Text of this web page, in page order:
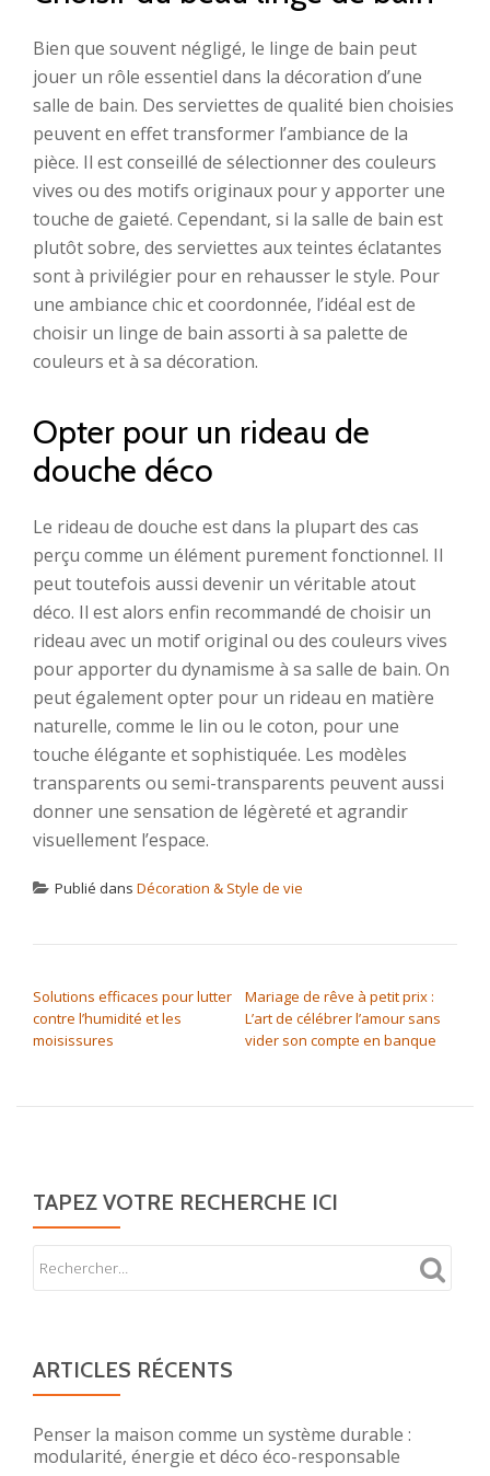
Bien que souvent négligé, le linge de bain peut
jouer un rôle essentiel dans la décoration d’une
salle de bain. Des serviettes de qualité bien choisies
peuvent en effet transformer l’ambiance de la
pièce. Il est conseillé de sélectionner des couleurs
vives ou des motifs originaux pour y apporter une
touche de gaieté. Cependant, si la salle de bain est
plutôt sobre, des serviettes aux teintes éclatantes
sont à privilégier pour en rehausser le style. Pour
une ambiance chic et coordonnée, l’idéal est de
choisir un linge de bain assorti à sa palette de
couleurs et à sa décoration.
Opter pour un rideau de
douche déco
Le rideau de douche est dans la plupart des cas
perçu comme un élément purement fonctionnel. Il
peut toutefois aussi devenir un véritable atout
déco. Il est alors enfin recommandé de choisir un
rideau avec un motif original ou des couleurs vives
pour apporter du dynamisme à sa salle de bain. On
peut également opter pour un rideau en matière
naturelle, comme le lin ou le coton, pour une
touche élégante et sophistiquée. Les modèles
transparents ou semi-transparents peuvent aussi
donner une sensation de légèreté et agrandir
visuellement l’espace.
Publié dans Décoration & Style de vie
Solutions efficaces pour lutter
contre l’humidité et les
moisissures
Mariage de rêve à petit prix :
L’art de célébrer l’amour sans
vider son compte en banque
TAPEZ VOTRE RECHERCHE ICI
ARTICLES RÉCENTS
Penser la maison comme un système durable :
modularité, énergie et déco éco-responsable